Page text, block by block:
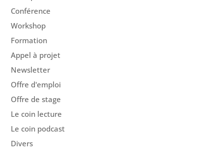
Conférence
Workshop
Formation
Appel à projet
Newsletter
Offre d'emploi
Offre de stage
Le coin lecture
Le coin podcast
Divers